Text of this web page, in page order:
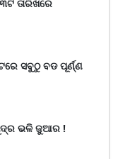
ତାରିଖରେ
ସବୁଠୁ ବଡ ପୂର୍ଣ୍ଣ
ଭଳି ଜୁଆର !